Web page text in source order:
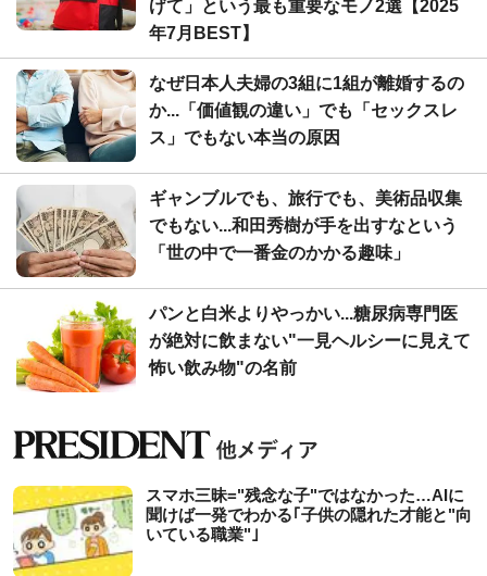
げて」という最も重要なモノ2選【2025
年7月BEST】
なぜ日本人夫婦の3組に1組が離婚するの
か...「価値観の違い」でも「セックスレ
ス」でもない本当の原因
ギャンブルでも、旅行でも、美術品収集
でもない...和田秀樹が手を出すなという
「世の中で一番金のかかる趣味」
パンと白米よりやっかい...糖尿病専門医
が絶対に飲まない"一見ヘルシーに見えて
怖い飲み物"の名前
スマホ三昧="残念な子"ではなかった…AIに
聞けば一発でわかる｢子供の隠れた才能と"向
いている職業"｣